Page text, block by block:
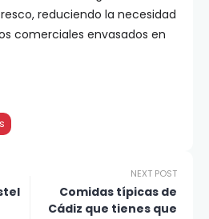
reduciendo la necesidad
comerciales envasados en
NEXT POST
Comidas típicas de
Cádiz que tienes que